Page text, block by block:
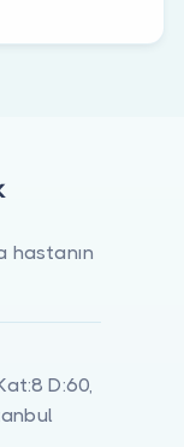
hastanın
D:60,